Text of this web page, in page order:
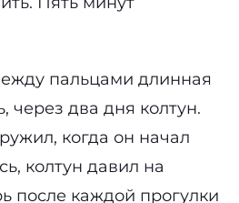
пальцами длинная
через два дня колтун.
когда он начал
колтун давил на
после каждой прогулки